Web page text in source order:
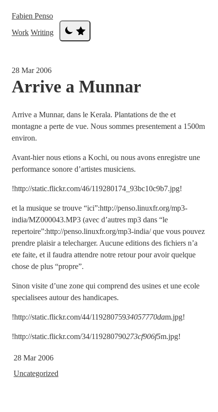
Fabien Penso
Work Writing
28 Mar 2006
Arrive a Munnar
Arrive a Munnar, dans le Kerala. Plantations de the et
montagne a perte de vue. Nous sommes presentement a 1500m
environ.
Avant-hier nous etions a Kochi, ou nous avons enregistre une
performance sonore d’artistes musiciens.
!http://static.flickr.com/46/119280174_93bc10c9b7.jpg!
et la musique se trouve “ici”:http://penso.linuxfr.org/mp3-
india/MZ000043.MP3 (avec d’autres mp3 dans “le
repertoire”:http://penso.linuxfr.org/mp3-india/ que vous pouvez
prendre plaisir a telecharger. Aucune editions des fichiers n’a
ete faite, et il faudra attendre notre retour pour avoir quelque
chose de plus “propre”.
Sinon visite d’une zone qui comprend des usines et une ecole
specialisees autour des handicapes.
!http://static.flickr.com/44/11928075934057770dam.jpg!
!http://static.flickr.com/34/119280790273cf906f5m.jpg!
28 Mar 2006
Uncategorized